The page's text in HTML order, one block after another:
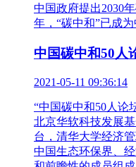
中国政府提出2030
年，“碳中和”已成
中国碳中和50人
2021-05-11 09:36:14
“中国碳中和50人论
北京华软科技发展
台，清华大学经济
中国生态环保界、